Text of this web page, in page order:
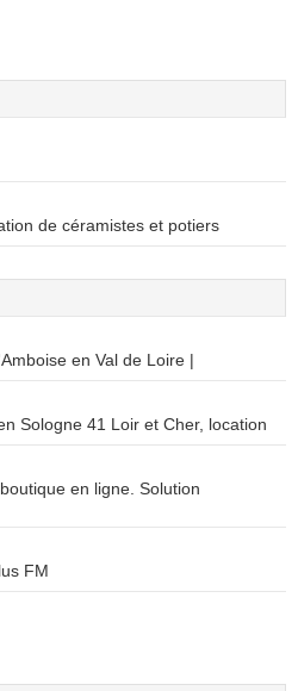
de céramistes et potiers
en Val de Loire |
Sologne 41 Loir et Cher, location
en ligne. Solution
FM